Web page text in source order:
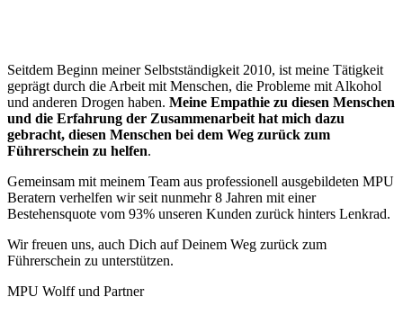
Seitdem Beginn meiner Selbstständigkeit 2010, ist meine Tätigkeit
geprägt durch die Arbeit mit Menschen, die Probleme mit Alkohol
und anderen Drogen haben. Meine Empathie zu diesen Menschen
und die Erfahrung der Zusammenarbeit hat mich dazu
gebracht, diesen Menschen bei dem Weg zurück zum
Führerschein zu helfen.
Gemeinsam mit meinem Team aus professionell ausgebildeten MPU
Beratern verhelfen wir seit nunmehr 8 Jahren mit einer
Bestehensquote vom 93% unseren Kunden zurück hinters Lenkrad.
Wir freuen uns, auch Dich auf Deinem Weg zurück zum
Führerschein zu unterstützen.
MPU Wolff und Partner